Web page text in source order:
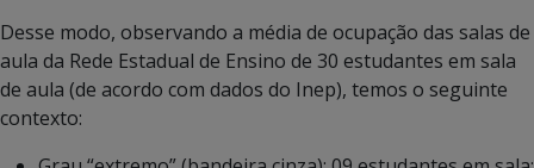
Desse modo, observando a média de ocupação das salas de
aula da Rede Estadual de Ensino de 30 estudantes em sala
de aula (de acordo com dados do Inep), temos o seguinte
contexto: